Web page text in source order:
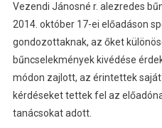
Vezendi Jánosné r. alezredes
2014. október 17-ei előadáson
gondozottaknak, az őket
bűncselekmények kivédése
módon zajlott, az érintettek
kérdéseket tettek fel az
tanácsokat adott.